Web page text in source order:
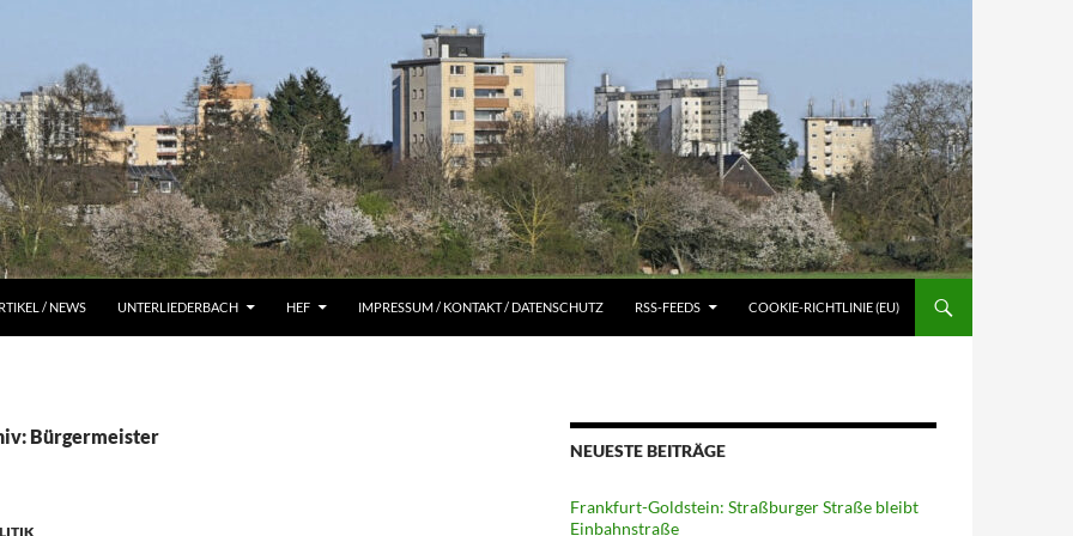
/ NEWS UNTERLIEDERBACH HEF IMPRESSUM / KONTAKT / DATENSCHUTZ RSS-FEEDS COOKIE-RICHTLINIE (EU)
Bürgermeister
NEUESTE BEITRÄGE
Frankfurt-Goldstein: Straßburger Straße bleibt
Einbahnstraße